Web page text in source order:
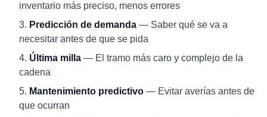
inventario más preciso, menos errores
Predicción de demanda — Saber qué se va a
necesitar antes de que se pida
Última milla — El tramo más caro y complejo de la
cadena
Mantenimiento predictivo — Evitar averías antes de
que ocurran